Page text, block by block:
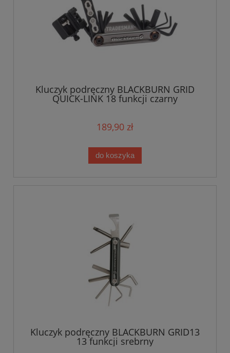
Kluczyk podręczny BLACKBURN GRID
QUICK-LINK 18 funkcji czarny
189,90 zł
do koszyka
Kluczyk podręczny BLACKBURN GRID13
13 funkcji srebrny